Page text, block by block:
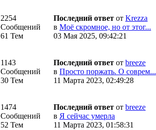
2254
Сообщений
61 Тем
Последний ответ от Krezza
в Моё скромное, но от этог...
03 Мая 2025, 09:42:21
1143
Сообщений
30 Тем
Последний ответ от breeze
в Просто поржать. О соврем...
11 Марта 2023, 02:49:28
1474
Сообщений
52 Тем
Последний ответ от breeze
в Я сейчас умерла
11 Марта 2023, 01:58:31